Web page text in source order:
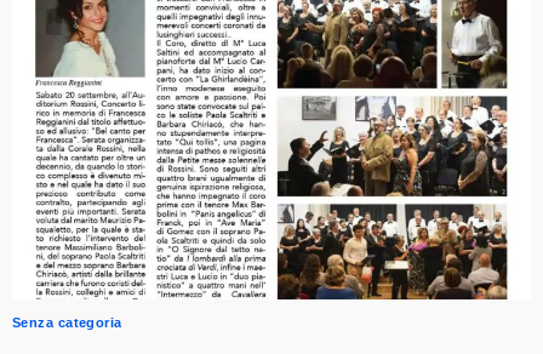
Senza categoria